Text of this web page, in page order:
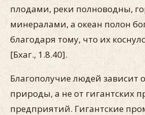
плодами, реки полноводны,
минералами, а океан полон
благодаря тому, что их
[Бхаг., 1.8.40].
Благополучие людей зависит
природы, а не от гигантских
предприятий. Гигантские